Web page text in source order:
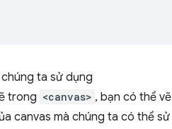
ta sử dụng
trong <canvas> , bạn có thể vẽ
canvas mà chúng ta có thể sử